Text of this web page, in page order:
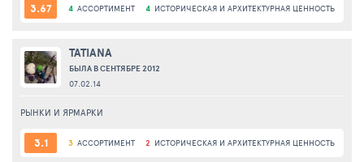
3.67 4 АССОРТИМЕНТ 4 ИСТОРИЧЕСКАЯ И АРХИТЕКТУРНАЯ ЦЕННОСТЬ
TATIANA
БЫЛА В СЕНТЯБРЕ 2012
07.02.14
РЫНКИ И ЯРМАРКИ
3.1 3 АССОРТИМЕНТ 2 ИСТОРИЧЕСКАЯ И АРХИТЕКТУРНАЯ ЦЕННОСТЬ